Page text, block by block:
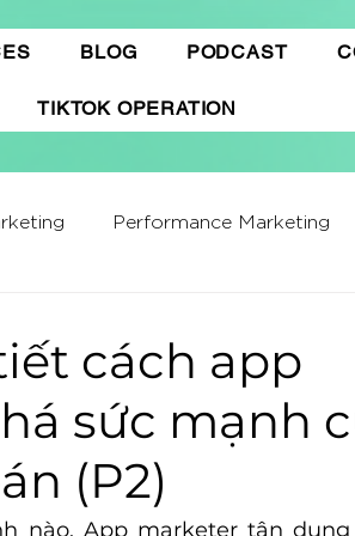
BLOG PODCAST
TIKTOK OPERATION
Performance Marketing
cáo Tiktok Thương mại điện
Automation
cách app
sức mạnh
(P2)
nào. App marketer tận